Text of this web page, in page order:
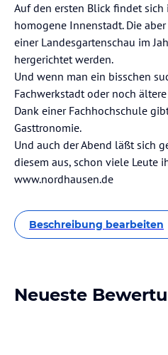
Auf den ersten Blick findet
homogene Innenstadt. Die
einer Landesgartenschau im
hergerichtet werden.
Und wenn man ein bisschen
Fachwerkstadt oder noch
Dank einer Fachhochschule
Gasttronomie.
Und auch der Abend läßt sich
diesem aus, schon viele Leute
www.nordhausen.de
Beschreibung bearbeiten
Neueste